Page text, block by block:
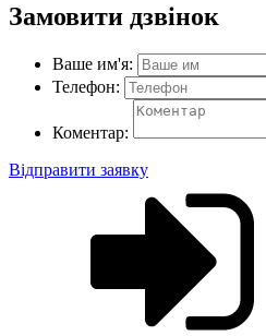
Замовити дзвінок
Ваше им'я:
Телефон:
Коментар:
Відправити заявку